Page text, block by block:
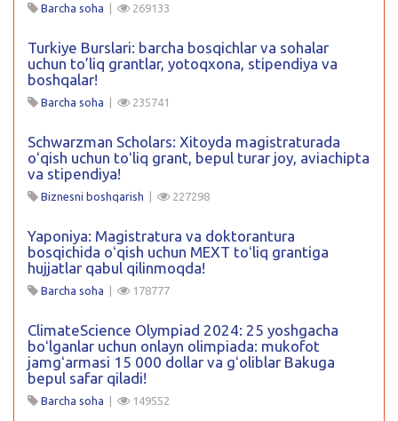
Barcha soha 269133
Turkiye Burslari: barcha bosqichlar va sohalar
uchun to’liq grantlar, yotoqxona, stipendiya va
boshqalar!
Barcha soha 235741
Schwarzman Scholars: Xitoyda magistraturada
oʻqish uchun toʻliq grant, bepul turar joy, aviachipta
va stipendiya!
Biznesni boshqarish 227298
Yaponiya: Magistratura va doktorantura
bosqichida oʻqish uchun MEXT toʻliq grantiga
hujjatlar qabul qilinmoqda!
Barcha soha 178777
ClimateScience Olympiad 2024: 25 yoshgacha
boʻlganlar uchun onlayn olimpiada: mukofot
jamgʻarmasi 15 000 dollar va gʻoliblar Bakuga
bepul safar qiladi!
Barcha soha 149552